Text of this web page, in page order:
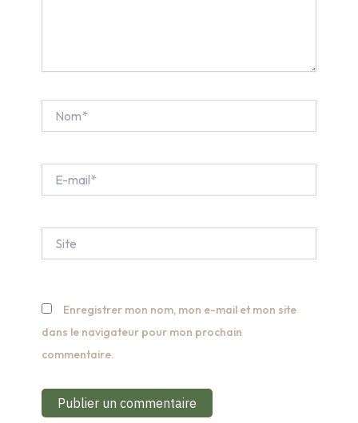
mail*
Enregistrer mon nom, mon e-mail et mon site
dans le navigateur pour mon prochain
commentaire.